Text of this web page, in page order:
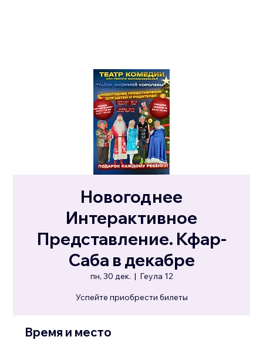
Новогоднее
Интерактивное
Представление. Кфар-
Саба в декабре
пн, 30 дек.
  |
Геула 12
Успейте приобрести билеты
Время и место